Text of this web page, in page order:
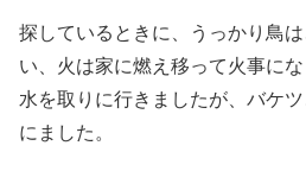
探しているときに、うっかり鳥
い、火は家に燃え移って火事に
水を取りに行きましたが、バケ
にました。